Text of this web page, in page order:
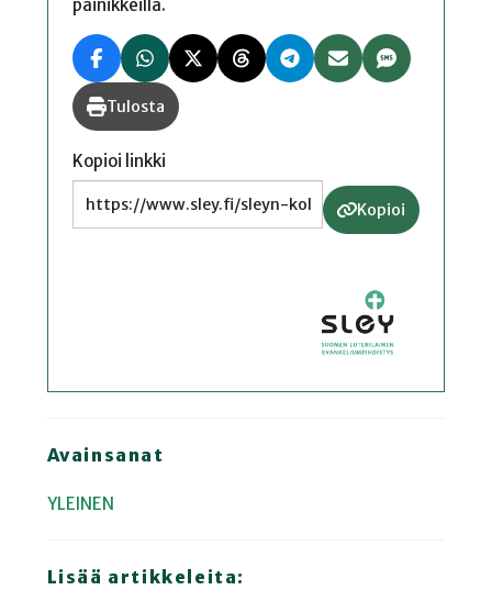
painikkeilla.
Tulosta
Kopioi linkki
Kopioi
Avainsanat
YLEINEN
Lisää artikkeleita: